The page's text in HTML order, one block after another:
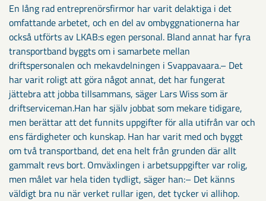
En lång rad entreprenörsfirmor har varit delaktiga i det
omfattande arbetet, och en del av ombyggnationerna har
också utförts av LKAB:s egen personal. Bland annat har fyra
transportband byggts om i samarbete mellan
driftspersonalen och mekavdelningen i Svappavaara.– Det
har varit roligt att göra något annat, det har fungerat
jättebra att jobba tillsammans, säger Lars Wiss som är
driftserviceman.Han har själv jobbat som mekare tidigare,
men berättar att det funnits uppgifter för alla utifrån var och
ens färdigheter och kunskap. Han har varit med och byggt
om två transportband, det ena helt från grunden där allt
gammalt revs bort. Omväxlingen i arbetsuppgifter var rolig,
men målet var hela tiden tydligt, säger han:– Det känns
väldigt bra nu när verket rullar igen, det tycker vi allihop.